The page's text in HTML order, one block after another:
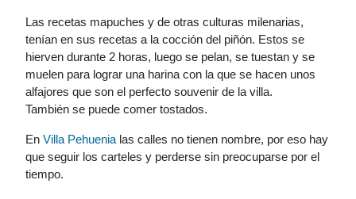
Las recetas mapuches y de otras culturas milenarias,
tenían en sus recetas a la cocción del piñón. Estos se
hierven durante 2 horas, luego se pelan, se tuestan y se
muelen para lograr una harina con la que se hacen unos
alfajores que son el perfecto souvenir de la villa.
También se puede comer tostados.
En Villa Pehuenia las calles no tienen nombre, por eso hay
que seguir los carteles y perderse sin preocuparse por el
tiempo.